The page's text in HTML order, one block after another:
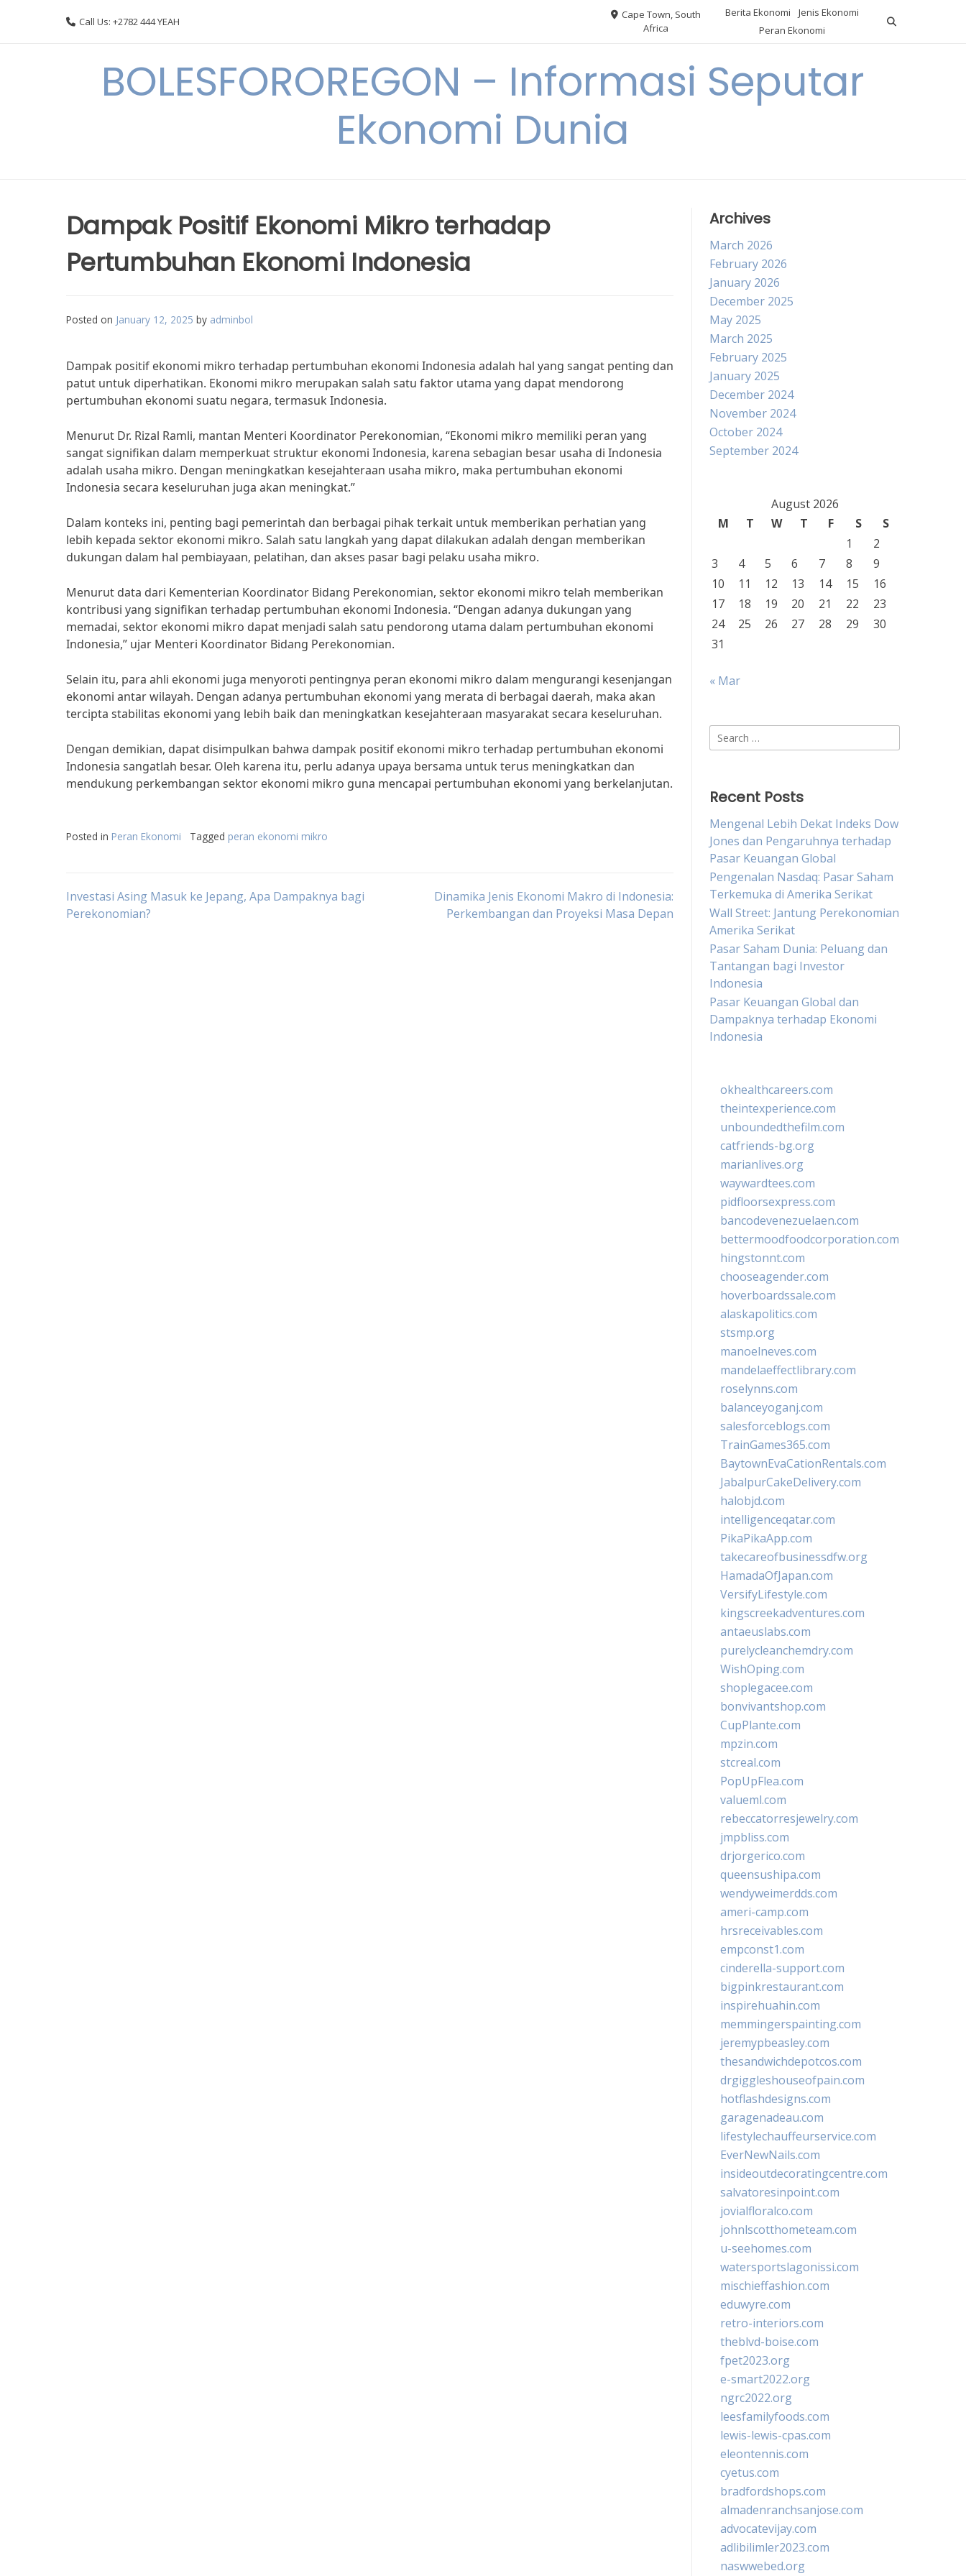
Call Us: +2782 444 YEAH
Cape Town, South
Africa
Berita Ekonomi
Jenis Ekonomi
Peran Ekonomi
BOLESFOROREGON – Informasi Seputar
Ekonomi Dunia
Dampak Positif Ekonomi Mikro terhadap
Pertumbuhan Ekonomi Indonesia
Posted on January 12, 2025 by adminbol
Dampak positif ekonomi mikro terhadap pertumbuhan ekonomi Indonesia adalah hal yang sangat penting dan
patut untuk diperhatikan. Ekonomi mikro merupakan salah satu faktor utama yang dapat mendorong
pertumbuhan ekonomi suatu negara, termasuk Indonesia.
Menurut Dr. Rizal Ramli, mantan Menteri Koordinator Perekonomian, “Ekonomi mikro memiliki peran yang
sangat signifikan dalam memperkuat struktur ekonomi Indonesia, karena sebagian besar usaha di Indonesia
adalah usaha mikro. Dengan meningkatkan kesejahteraan usaha mikro, maka pertumbuhan ekonomi
Indonesia secara keseluruhan juga akan meningkat.”
Dalam konteks ini, penting bagi pemerintah dan berbagai pihak terkait untuk memberikan perhatian yang
lebih kepada sektor ekonomi mikro. Salah satu langkah yang dapat dilakukan adalah dengan memberikan
dukungan dalam hal pembiayaan, pelatihan, dan akses pasar bagi pelaku usaha mikro.
Menurut data dari Kementerian Koordinator Bidang Perekonomian, sektor ekonomi mikro telah memberikan
kontribusi yang signifikan terhadap pertumbuhan ekonomi Indonesia. “Dengan adanya dukungan yang
memadai, sektor ekonomi mikro dapat menjadi salah satu pendorong utama dalam pertumbuhan ekonomi
Indonesia,” ujar Menteri Koordinator Bidang Perekonomian.
Selain itu, para ahli ekonomi juga menyoroti pentingnya peran ekonomi mikro dalam mengurangi kesenjangan
ekonomi antar wilayah. Dengan adanya pertumbuhan ekonomi yang merata di berbagai daerah, maka akan
tercipta stabilitas ekonomi yang lebih baik dan meningkatkan kesejahteraan masyarakat secara keseluruhan.
Dengan demikian, dapat disimpulkan bahwa dampak positif ekonomi mikro terhadap pertumbuhan ekonomi
Indonesia sangatlah besar. Oleh karena itu, perlu adanya upaya bersama untuk terus meningkatkan dan
mendukung perkembangan sektor ekonomi mikro guna mencapai pertumbuhan ekonomi yang berkelanjutan.
Posted in Peran Ekonomi Tagged peran ekonomi mikro
Post
Investasi Asing Masuk ke Jepang, Apa Dampaknya bagi
Perekonomian?
Dinamika Jenis Ekonomi Makro di Indonesia:
Perkembangan dan Proyeksi Masa Depan
Archives
March 2026
February 2026
January 2026
December 2025
May 2025
March 2025
February 2025
January 2025
December 2024
November 2024
October 2024
September 2024
August 2026
M
T W T F S
S
1
2
3
4 5 6 7 8
9
10
11 12 13 14 15
16
17
18 19 20 21 22
23
24
25 26 27 28 29
30
31
« Mar
Search
for:
Recent Posts
Mengenal Lebih Dekat Indeks Dow
Jones dan Pengaruhnya terhadap
Pasar Keuangan Global
Pengenalan Nasdaq: Pasar Saham
Terkemuka di Amerika Serikat
Wall Street: Jantung Perekonomian
Amerika Serikat
Pasar Saham Dunia: Peluang dan
Tantangan bagi Investor
Indonesia
Pasar Keuangan Global dan
Dampaknya terhadap Ekonomi
Indonesia
okhealthcareers.com
theintexperience.com
unboundedthefilm.com
catfriends-bg.org
marianlives.org
waywardtees.com
pidfloorsexpress.com
bancodevenezuelaen.com
bettermoodfoodcorporation.com
hingstonnt.com
chooseagender.com
hoverboardssale.com
alaskapolitics.com
stsmp.org
manoelneves.com
mandelaeffectlibrary.com
roselynns.com
balanceyoganj.com
salesforceblogs.com
TrainGames365.com
BaytownEvaCationRentals.com
JabalpurCakeDelivery.com
halobjd.com
intelligenceqatar.com
PikaPikaApp.com
takecareofbusinessdfw.org
HamadaOfJapan.com
VersifyLifestyle.com
kingscreekadventures.com
antaeuslabs.com
purelycleanchemdry.com
WishOping.com
shoplegacee.com
bonvivantshop.com
CupPlante.com
mpzin.com
stcreal.com
PopUpFlea.com
valueml.com
rebeccatorresjewelry.com
jmpbliss.com
drjorgerico.com
queensushipa.com
wendyweimerdds.com
ameri-camp.com
hrsreceivables.com
empconst1.com
cinderella-support.com
bigpinkrestaurant.com
inspirehuahin.com
memmingerspainting.com
jeremypbeasley.com
thesandwichdepotcos.com
drgiggleshouseofpain.com
hotflashdesigns.com
garagenadeau.com
lifestylechauffeurservice.com
EverNewNails.com
insideoutdecoratingcentre.com
salvatoresinpoint.com
jovialfloralco.com
johnlscotthometeam.com
u-seehomes.com
watersportslagonissi.com
mischieffashion.com
eduwyre.com
retro-interiors.com
theblvd-boise.com
fpet2023.org
e-smart2022.org
ngrc2022.org
leesfamilyfoods.com
lewis-lewis-cpas.com
eleontennis.com
cyetus.com
bradfordshops.com
almadenranchsanjose.com
advocatevijay.com
adlibilimler2023.com
naswwebed.org